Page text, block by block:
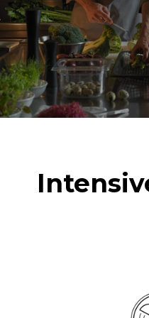
(загрузка 20%)
1 полная загрузка
жареного картофеля
3 полные загрузки
на пару
2 часа работы пустой
печи при 180 °C